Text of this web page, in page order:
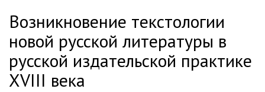
Возникновение текстологии
новой русской литературы в
русской издательской практике
XVIII века